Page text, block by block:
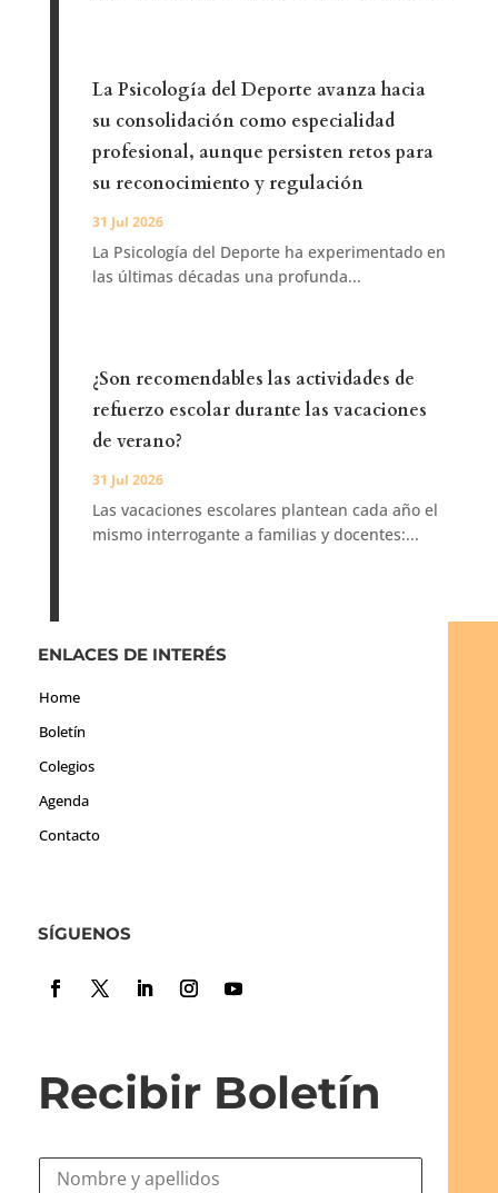
La Psicología del Deporte avanza hacia
su consolidación como especialidad
profesional, aunque persisten retos para
su reconocimiento y regulación
31 Jul 2026
La Psicología del Deporte ha experimentado en
las últimas décadas una profunda...
¿Son recomendables las actividades de
refuerzo escolar durante las vacaciones
de verano?
31 Jul 2026
Las vacaciones escolares plantean cada año el
mismo interrogante a familias y docentes:...
ENLACES DE INTERÉS
Home
Boletín
Colegios
Agenda
Contacto
SÍGUENOS
Recibir Boletín
N